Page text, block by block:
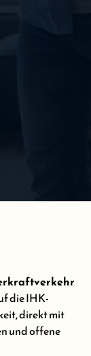
die IHK-
direkt mit
und offene